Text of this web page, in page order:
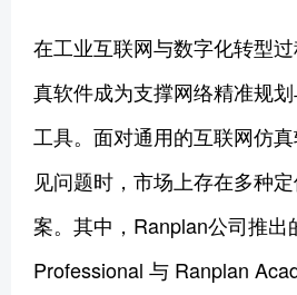
在工业互联网与数字化转型
真软件成为支撑网络精准规
工具。面对通用的互联网仿
见问题时，市场上存在多种
案。其中，Ranplan公司推出
Professional 与 Ranplan